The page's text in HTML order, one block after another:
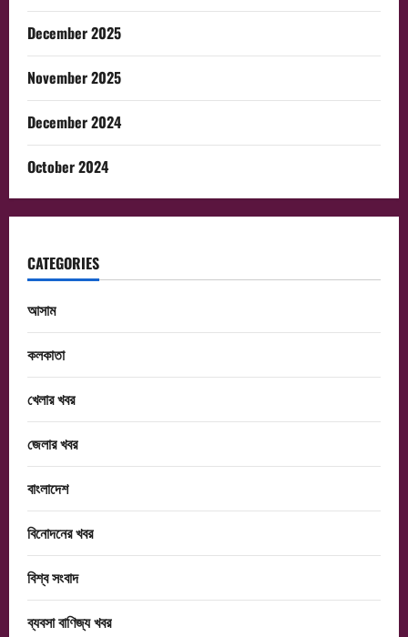
December 2025
November 2025
December 2024
October 2024
CATEGORIES
আসাম
কলকাতা
খেলার খবর
জেলার খবর
বাংলাদেশ
বিনোদনের খবর
বিশ্ব সংবাদ
ব্যবসা বাণিজ্য খবর